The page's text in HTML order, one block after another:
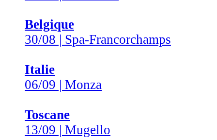
Belgique
30/08 | Spa-Francorchamps
Italie
06/09 | Monza
Toscane
13/09 | Mugello